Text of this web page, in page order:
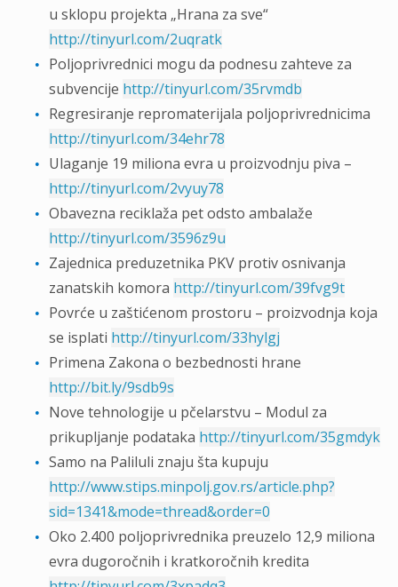
u sklopu projekta „Hrana za sve“
http://tinyurl.com/2uqratk
Poljoprivrednici mogu da podnesu zahteve za
subvencije http://tinyurl.com/35rvmdb
Regresiranje repromaterijala poljoprivrednicima
http://tinyurl.com/34ehr78
Ulaganje 19 miliona evra u proizvodnju piva –
http://tinyurl.com/2vyuy78
Obavezna reciklaža pet odsto ambalaže
http://tinyurl.com/3596z9u
Zajednica preduzetnika PKV protiv osnivanja
zanatskih komora http://tinyurl.com/39fvg9t
Povrće u zaštićenom prostoru – proizvodnja koja
se isplati http://tinyurl.com/33hylgj
Primena Zakona o bezbednosti hrane
http://bit.ly/9sdb9s
Nove tehnologije u pčelarstvu – Modul za
prikupljanje podataka http://tinyurl.com/35gmdyk
Samo na Paliluli znaju šta kupuju
http://www.stips.minpolj.gov.rs/article.php?
sid=1341&mode=thread&order=0
Oko 2.400 poljoprivrednika preuzelo 12,9 miliona
evra dugoročnih i kratkoročnih kredita